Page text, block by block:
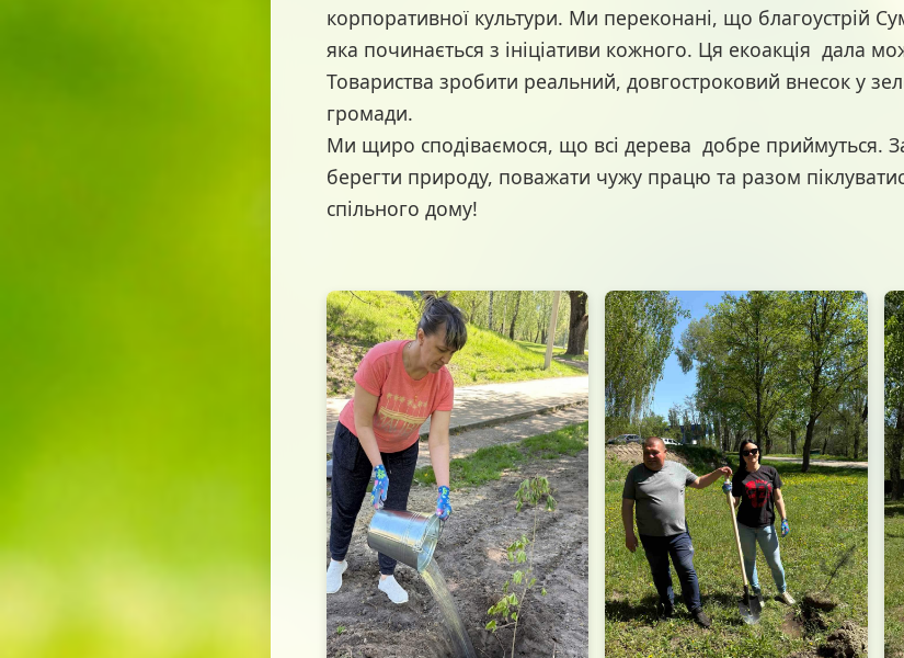
корпоративної культури. Ми переконані, що благоустрій
яка починається з ініціативи кожного. Ця екоакція дала
Товариства зробити реальний, довгостроковий внесок у
громади.
Ми щиро сподіваємося, що всі дерева добре приймуться.
берегти природу, поважати чужу працю та разом
спільного дому!